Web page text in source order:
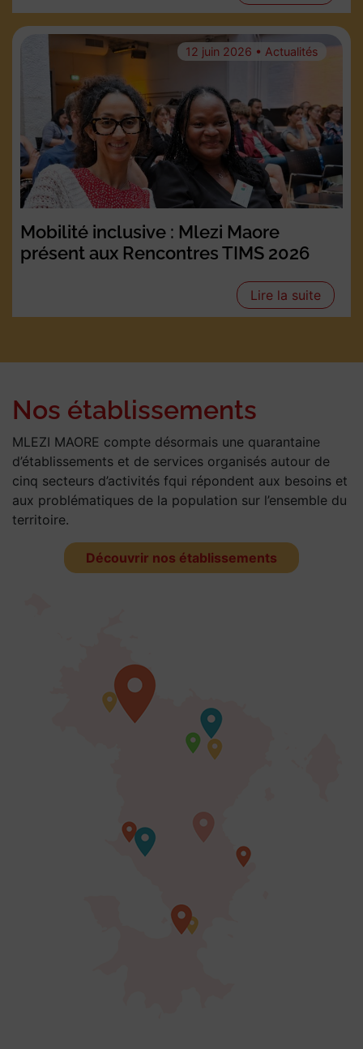
12 juin 2026 • Actualités
Mobilité inclusive : Mlezi Maore
présent aux Rencontres TIMS 2026
Lire la suite
Nos établissements
MLEZI MAORE compte désormais une quarantaine
d’établissements et de services organisés autour de
cinq secteurs d’activités fqui répondent aux besoins et
aux problématiques de la population sur l’ensemble du
territoire.
Découvrir nos établissements